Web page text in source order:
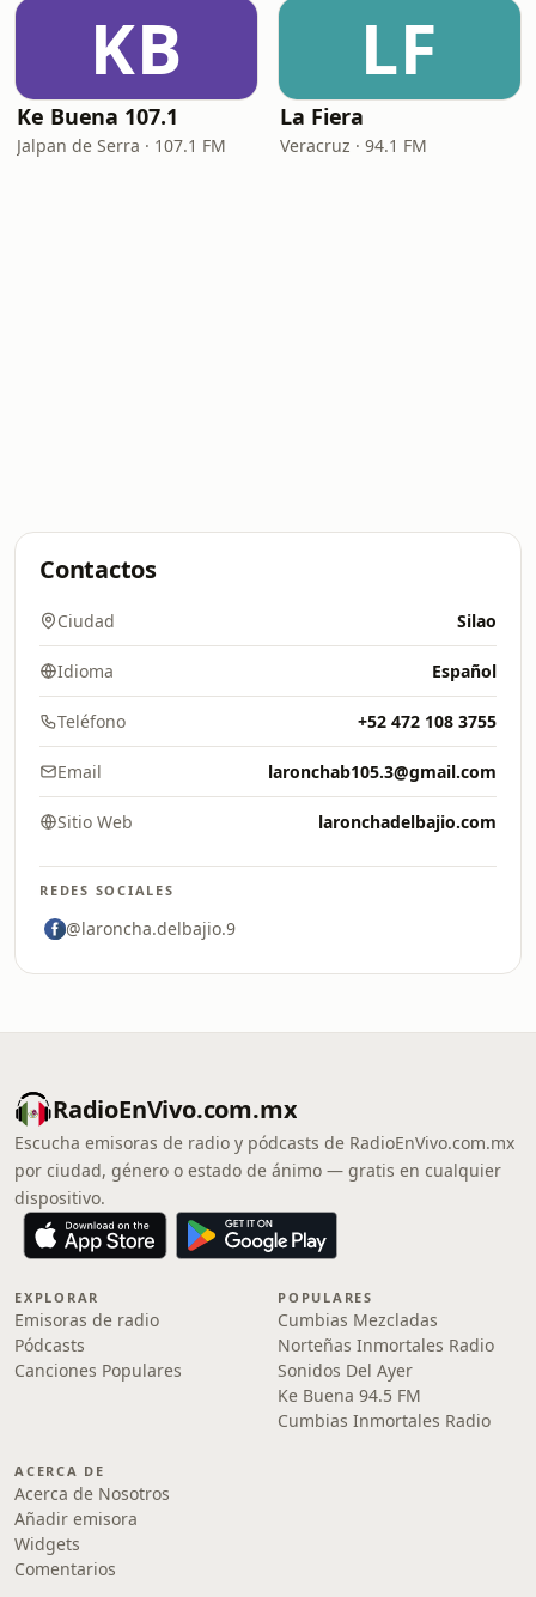
KB
Ke Buena 107.1
Jalpan de Serra · 107.1 FM
LF
La Fiera
Veracruz · 94.1 FM
Contactos
Ciudad Silao
Idioma Español
Teléfono +52 472 108 3755
Email laronchab105.3@gmail.com
Sitio Web laronchadelbajio.com
REDES SOCIALES
@laroncha.delbajio.9
RadioEnVivo.com.mx
Escucha emisoras de radio y pódcasts de RadioEnVivo.com.mx
por ciudad, género o estado de ánimo — gratis en cualquier
dispositivo.
EXPLORAR
Emisoras de radio
Pódcasts
Canciones Populares
POPULARES
Cumbias Mezcladas
Norteñas Inmortales Radio
Sonidos Del Ayer
Ke Buena 94.5 FM
Cumbias Inmortales Radio
ACERCA DE
Acerca de Nosotros
Añadir emisora
Widgets
Comentarios